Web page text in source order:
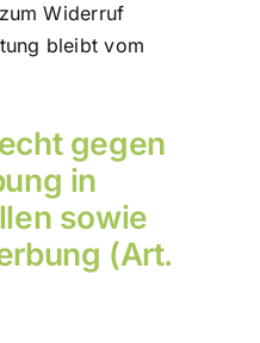
Widerruf
bleibt vom
gegen
in
sowie
(Art.